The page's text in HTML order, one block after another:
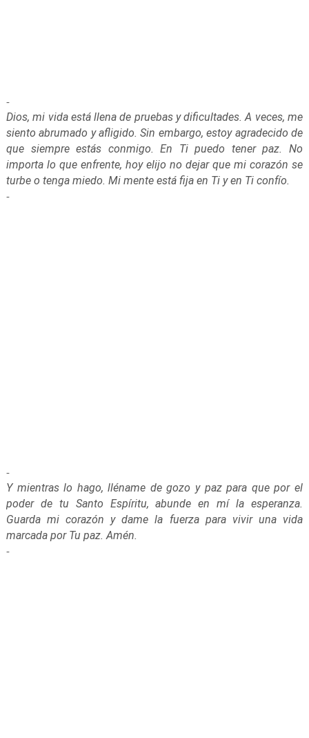
-
Dios, mi vida está llena de pruebas y dificultades. A veces, me
siento abrumado y afligido. Sin embargo, estoy agradecido de
que siempre estás conmigo. En Ti puedo tener paz. No
importa lo que enfrente, hoy elijo no dejar que mi corazón se
turbe o tenga miedo. Mi mente está fija en Ti y en Ti confío.
-
-
Y mientras lo hago, lléname de gozo y paz para que por el
poder de tu Santo Espíritu, abunde en mí la esperanza.
Guarda mi corazón y dame la fuerza para vivir una vida
marcada por Tu paz. Amén.
-